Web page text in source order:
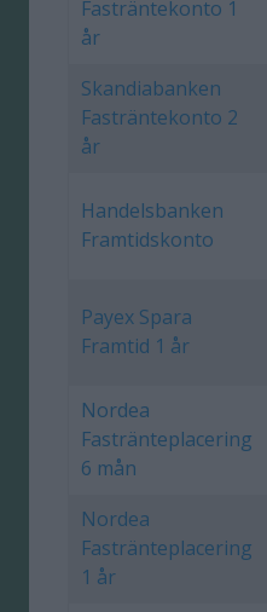
Fasträntekonto 1
år
Skandiabanken
Fasträntekonto 2
år
Handelsbanken
Framtidskonto
Payex Spara
Framtid 1 år
Nordea
Fastränteplacering
6 mån
Nordea
Fastränteplacering
1 år